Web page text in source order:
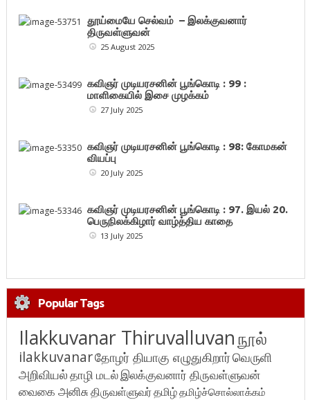
தூய்மையே செல்வம் – இலக்குவனார்
திருவள்ளுவன்
25 August 2025
கவிஞர் முடியரசனின் பூங்கொடி : 99 :
மாளிகையில் இசை முழக்கம்
27 July 2025
கவிஞர் முடியரசனின் பூங்கொடி : 98: கோமகன்
வியப்பு
20 July 2025
கவிஞர் முடியரசனின் பூங்கொடி : 97. இயல் 20.
பெருநிலக்கிழார் வாழ்த்திய காதை
13 July 2025
Popular Tags
Ilakkuvanar Thiruvalluvanநூல்
ilakkuvanarதோழர் தியாகு எழுதுகிறார்வெருளி
அறிவியல்தாழி மடல்இலக்குவனார் திருவள்ளுவன்
வைகை அனிசுதிருவள்ளுவர்தமிழ்தமிழ்ச்சொல்லாக்கம்